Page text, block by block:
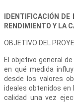
IDENTIFICACIÓN
RENDIMIENTO Y LA
OBJETIVO DEL
El objetivo general
en qué medida
desde los valores
ideales obtenidos en
calidad una vez